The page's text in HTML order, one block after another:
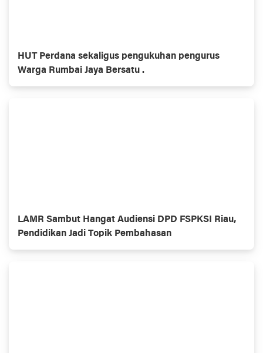
HUT Perdana sekaligus pengukuhan pengurus
Warga Rumbai Jaya Bersatu .
LAMR Sambut Hangat Audiensi DPD FSPKSI Riau,
Pendidikan Jadi Topik Pembahasan